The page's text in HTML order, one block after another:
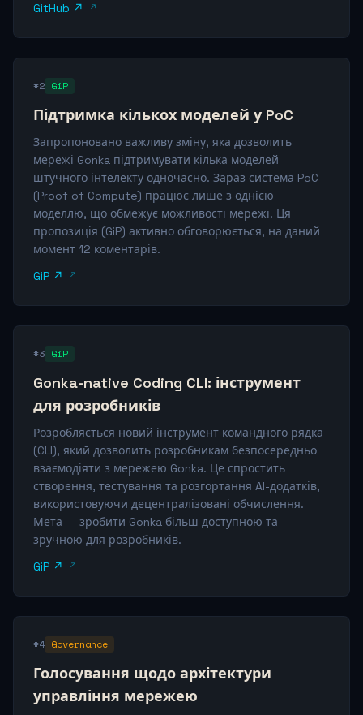
GitHub ↗
#2 GiP
Підтримка кількох моделей у PoC
Запропоновано важливу зміну, яка дозволить
мережі Gonka підтримувати кілька моделей
штучного інтелекту одночасно. Зараз система PoC
(Proof of Compute) працює лише з однією
моделлю, що обмежує можливості мережі. Ця
пропозиція (GiP) активно обговорюється, на даний
момент 12 коментарів.
GiP ↗
#3 GiP
Gonka-native Coding CLI: інструмент
для розробників
Розробляється новий інструмент командного рядка
(CLI), який дозволить розробникам безпосередньо
взаємодіяти з мережею Gonka. Це спростить
створення, тестування та розгортання AI-додатків,
використовуючи децентралізовані обчислення.
Мета — зробити Gonka більш доступною та
зручною для розробників.
GiP ↗
#4 Governance
Голосування щодо архітектури
управління мережею